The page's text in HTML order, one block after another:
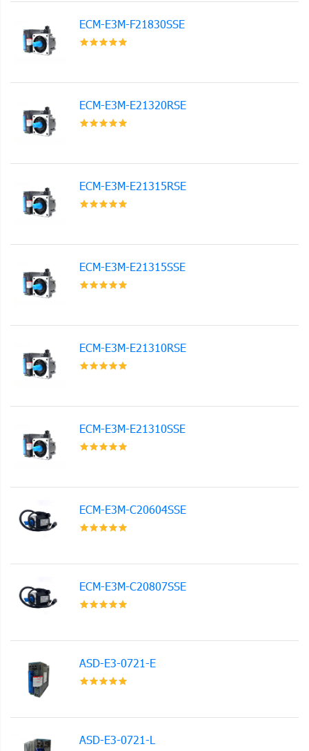
ECM-E3M-F21830SSE
ECM-E3M-E21320RSE
ECM-E3M-E21315RSE
ECM-E3M-E21315SSE
ECM-E3M-E21310RSE
ECM-E3M-E21310SSE
ECM-E3M-C20604SSE
ECM-E3M-C20807SSE
ASD-E3-0721-E
ASD-E3-0721-L